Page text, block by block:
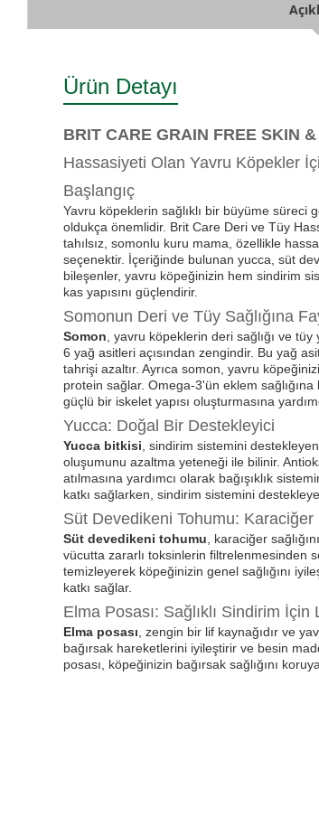
Ürün Detayı
BRIT CARE GRAIN FREE SKIN
Hassasiyeti Olan Yavru Köpekler
Başlangıç
Yavru köpeklerin sağlıklı bir büyüme
oldukça önemlidir. Brit Care Deri ve Tüy
tahılsız, somonlu kuru mama, özellikle
seçenektir. İçeriğinde bulunan yucca, süt
bileşenler, yavru köpeğinizin hem sindirim
kas yapısını güçlendirir.
Somonun Deri ve Tüy Sağlığına
Somon, yavru köpeklerin deri sağlığı ve
6 yağ asitleri açısından zengindir. Bu yağ
tahrişi azaltır. Ayrıca somon, yavru
protein sağlar. Omega-3'ün eklem
güçlü bir iskelet yapısı oluşturmasına
Yucca: Doğal Bir Destekleyici
Yucca bitkisi, sindirim sistemini
oluşumunu azaltma yeteneği ile bilinir.
atılmasına yardımcı olarak bağışıklık
katkı sağlarken, sindirim sistemini
Süt Devedikeni Tohumu: Karaciğer
Süt devedikeni tohumu, karaciğer
vücutta zararlı toksinlerin filtrelenmesinden
temizleyerek köpeğinizin genel sağlığını
katkı sağlar.
Elma Posası: Sağlıklı Sindirim İçin
Elma posası, zengin bir lif kaynağıdır ve
bağırsak hareketlerini iyileştirir ve besin
posası, köpeğinizin bağırsak sağlığını